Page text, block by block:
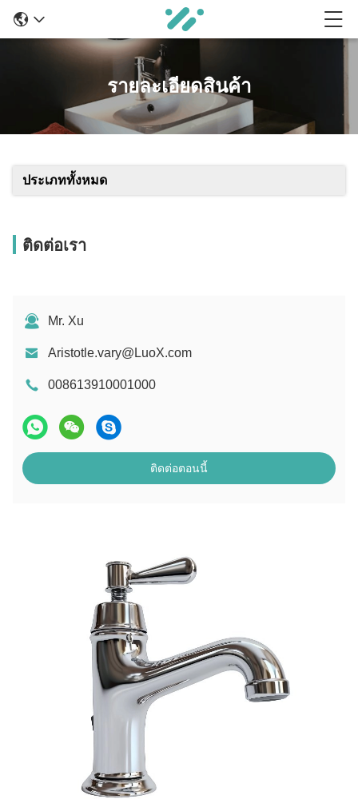
รายละเอียดสินค้า
ประเภททั้งหมด
ติดต่อเรา
Mr. Xu
Aristotle.vary@LuoX.com
008613910001000
ติดต่อตอนนี้